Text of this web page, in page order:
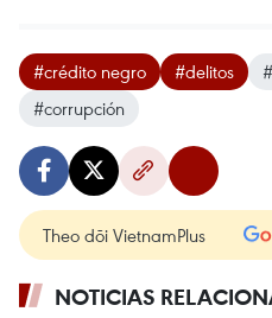
#crédito negro #delitos
#corrupción
Theo dõi VietnamPlus
NOTICIAS